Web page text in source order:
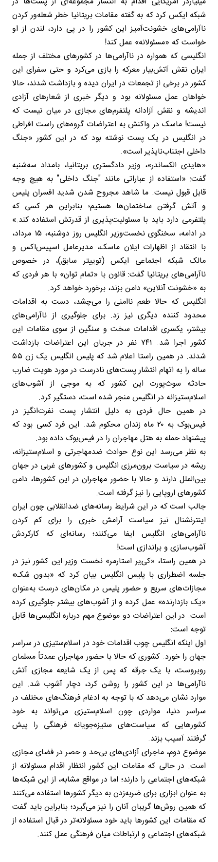
شبکه ایکس کرد که به گفته مقامات بریتانیا خطر شعله‌ور کردن
ناآرامی‌های خشونت‌آمیز این کشور را در پی دارد، لندن از او
خواست که «مسئولانه» عمل کند!
انگلیسی که همواره در ناآرامی‌ها در کشورهای مختلف از جمله
ایران نقش آتش‌بیار معرکه را بازی می‌کرد و حتی سفرای این
کشور در برخی از تجمعات در ایران دیده و بازداشت شدند، حالا
خواهان عمل مسئولانه بود و دیگر خبری از شعارهای آزادی
اندیشه و نقش آزادانه پلتفرم‌های مجازی در میان نیست که
نیست! ماسک در واکنش به اعتراضات گروه‌های راست افراطی
در انگلیس در یک پست نوشته بود که در این کشور «جنگ
داخلی اجتناب‌ناپذیر است».
«هایدی الکساندر»، وزیر دادگستری بریتانیا، بامداد سه‌شنبه
گفت: «استفاده از عباراتی مانند "جنگ داخلی" به هیچ وجه
قابل قبول نیست. ما شاهد مجروح شدن شدید افسران پلیس
و آتش گرفتن ساختمان‌ها هستیم؛ بنابراین هر کسی که
پلتفرمی دارد باید با مسئولیت‌پذیری از قدرتش استفاده کند.»
در ادامه، سخنگوی نخست‌وزیر انگلیس روز دوشنبه، ۱۵ مرداد،
با انتقاد از اظهارات ایلان ماسک، مدیرعامل اسپیس‌اکس و
مالک شبکه اجتماعی ایکس (توییتر سابق)، در خصوص
ناآرامی‌های بریتانیا گفت: قانون با «تمام توان» با هر فردی که
به «خشونت آنلاین» دامن بزند، برخورد خواهد کرد.
انگلیس که حالا طعم ناامنی را می‌چشد، دست به اقدامات
محدود کننده دیگری نیز زد. برای جلوگیری از ناآرامی‌های
بیشتر، یکسری اقدامات سخت و سنگین از سوی مقامات این
کشور اجرا شد. ۷۴۱ نفر در جریان این اعتراضات بازداشت
شدند. در همین راستا اعلام شد که پلیس انگلیس یک زن ۵۵
ساله را به اتهام انتشار پست‌های نادرست در مورد هویت ضارب
حادثه سوث‌پورت این کشور که به موجی از آشوب‌های
اسلام‌ستیزانه در انگلیس منجر شده است، دستگیر کرد.
در همین حال فردی به دلیل انتشار پست نفرت‌انگیز در
فیس‌بوک به ۲۰ ماه زندان محکوم شد. این فرد کسی بود که
پیشنهاد حمله به هتل مهاجران را در فیس‌بوک داده بود.
به نظر می‌رسد این نوع حوادث ضدمهاجرتی و اسلام‌ستیزانه،
ریشه در سیاست برون‌مرزی انگلیس و کشورهای غربی در جهان
بین‌الملل دارند و حالا با حضور مهاجران در این کشورها، دامن
کشورهای اروپایی را نیز گرفته است.
جالب است که در این شرایط رسانه‌های ضدانقلابی چون ایران
اینترنشنال نیز سیاست آرامش خبری را برای کم کردن
ناآرامی‌های انگلیس ایفا می‌کنند؛ رسانه‌ای که کارکردش
آشوب‌سازی و براندازی است!
در همین راستا، «کی‌یر استارمر» نخست وزیر این کشور نیز در
جلسه اضطراری با پلیس انگلیس بیان کرد که «بدون شک»
مجازات‌های سریع و حضور پلیس در مکان‌های درست به‌عنوان
«یک بازدارنده» عمل کرده و از آشوب‌های بیشتر جلوگیری کرده
است. در این اعتراضات دو موضوع مهم درباره انگلیسی‌ها قابل
توجه است:
اول اینکه انگلیس چوب اقدامات خود در اسلام‌ستیزی در سراسر
جهان را خورد. کشوری که حالا با حضور مهاجران عمدتاً مسلمان
روبروست، با یک جرقه که پس از یک شایعه مجازی آتش
ناآرامی‌ها در این کشور را روشن کرد، دچار آشوب شد. این
موارد نشان می‌دهد که با توجه به ادغام فرهنگ‌های مختلف در
سراسر دنیا، مواردی چون اسلام‌ستیزی می‌تواند به خود
کشورهایی که سیاست‌های ستیزه‌جویانه فرهنگی را پیش
گرفتند آسیب بزند.
موضوع دوم، ماجرای آزادی‌های بی‌حد و حصر در فضای مجازی
است. در حالی که مقامات این کشور انتظار اقدام مسئولانه از
شبکه‌های اجتماعی را دارند؛ اما در مواقع مشابه، از این شبکه‌ها
به عنوان ابزاری برای ضربه‌زدن به دیگر کشورها استفاده می‌کنند
که همین روش‌ها گریبان آنان را نیز می‌گیرد؛ بنابراین باید گفت
که مقامات این کشورها باید خود مسئولانه‌تر در قبال استفاده از
شبکه‌های اجتماعی و ارتباطات میان فرهنگی عمل کنند.